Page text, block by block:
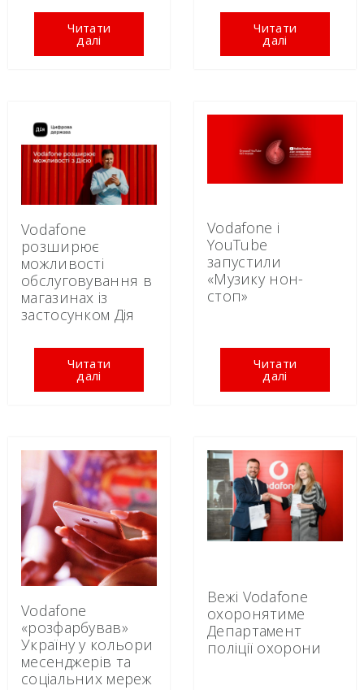
Читати
далі
Читати
далі
Vodafone
розширює
можливості
обслуговування в
магазинах із
застосунком Дія
Читати
далі
Vodafone і
YouTube
запустили
«Музику нон-
стоп»
Читати
далі
Vodafone
«розфарбував»
Україну у кольори
месенджерів та
соціальних мереж
Вежі Vodafone
охоронятиме
Департамент
поліції охорони